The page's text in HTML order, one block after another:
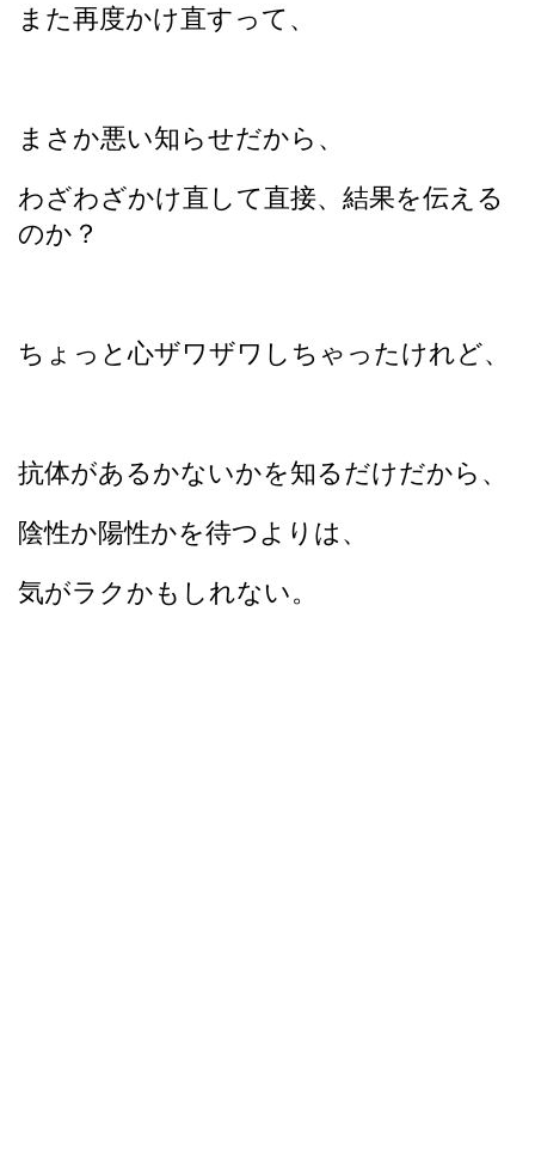
また再度かけ直すって、
まさか悪い知らせだから、
わざわざかけ直して直接、結果を伝える
のか？
ちょっと心ザワザワしちゃったけれど、
抗体があるかないかを知るだけだから、
陰性か陽性かを待つよりは、
気がラクかもしれない。